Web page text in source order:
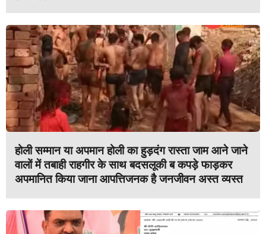
होली सम्मान या अपमान होली का हुड़दंग रास्ता जाम आने जाने
वालों में तबाही राहगीर के साथ बदसलूकी ब कपड़े फाड़कर
अपमानित किया जाना आपत्तिजनक है जनजीवन अस्त व्यस्त